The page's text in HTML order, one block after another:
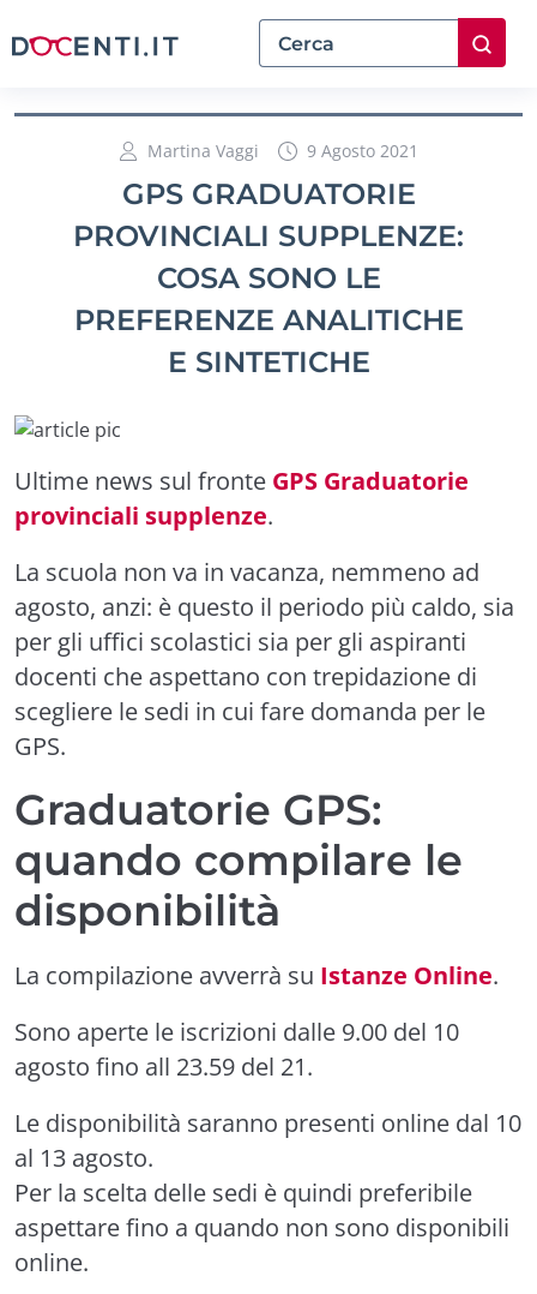
Martina Vaggi 9 Agosto 2021
GPS GRADUATORIE
PROVINCIALI SUPPLENZE:
COSA SONO LE
PREFERENZE ANALITICHE
E SINTETICHE
Ultime news sul fronte GPS Graduatorie
provinciali supplenze.
La scuola non va in vacanza, nemmeno ad
agosto, anzi: è questo il periodo più caldo, sia
per gli uffici scolastici sia per gli aspiranti
docenti che aspettano con trepidazione di
scegliere le sedi in cui fare domanda per le
GPS.
Graduatorie GPS:
quando compilare le
disponibilità
La compilazione avverrà su Istanze Online.
Sono aperte le iscrizioni dalle 9.00 del 10
agosto fino all 23.59 del 21.
Le disponibilità saranno presenti online dal 10
al 13 agosto.
Per la scelta delle sedi è quindi preferibile
aspettare fino a quando non sono disponibili
online.